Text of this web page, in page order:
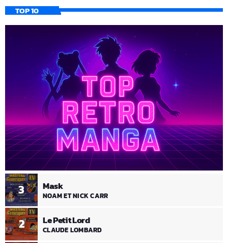
TOP 10
2 Le Petit Lord
CLAUDE LOMBARD
3 Mask
NOAM ET NICK CARR